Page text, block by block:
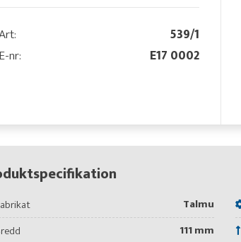
539/1
E-nr:
E17 0002
Talmu
111 mm